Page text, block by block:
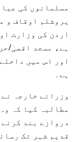
مسلمانوں کی
یروشلم اوقاف و
اردن کی وزارت
ہے، مسجد اقصیٰ/
اور اس میں
ہے۔
وزرائے خارجہ
مطالبہ کیا کہ
دروازے بند
قدیم شہر تک